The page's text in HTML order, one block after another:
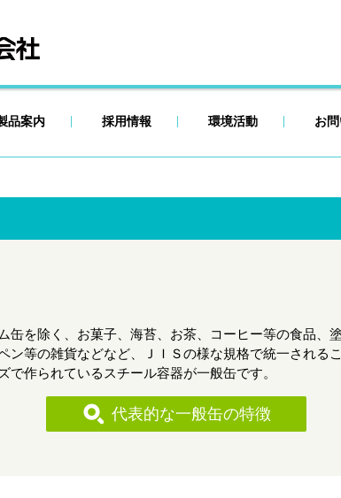
品案内 採用情報 環境活動 お
缶を除く、お菓子、海苔、お茶、コーヒー等の食品、
ン等の雑貨などなど、ＪＩＳの様な規格で統一される
で作られているスチール容器が一般缶です。
代表的な一般缶の特徴